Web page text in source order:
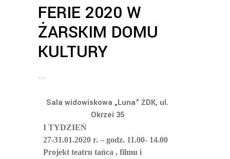
FERIE 2020 W
ŻARSKIM DOMU
KULTURY
Sala widowiskowa „Luna” ŻDK, ul.
Okrzei 35
I TYDZIEŃ
27-31.01.2020 r. – godz. 11.00- 14.00
Projekt teatru tańca , filmu i